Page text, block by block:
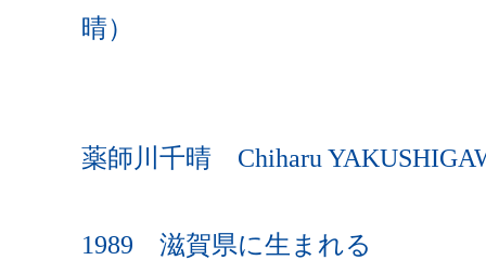
晴）
薬師川千晴 Chiharu
1989 滋賀県に生まれる